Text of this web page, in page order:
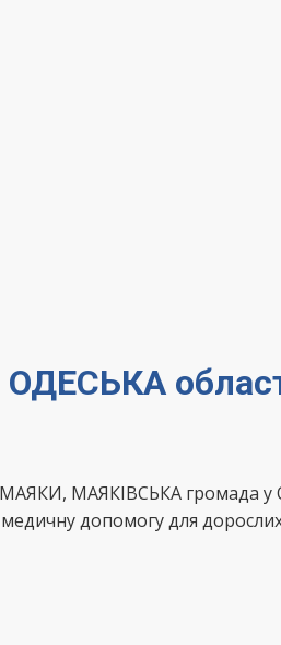
ОДЕСЬКА
МАЯКИ, МАЯКІВСЬКА громада у
допомогу для